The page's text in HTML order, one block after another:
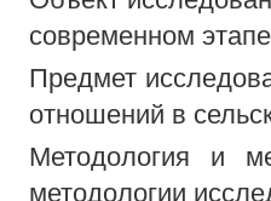
современном
Предмет
отношений в
Методология и
методологии